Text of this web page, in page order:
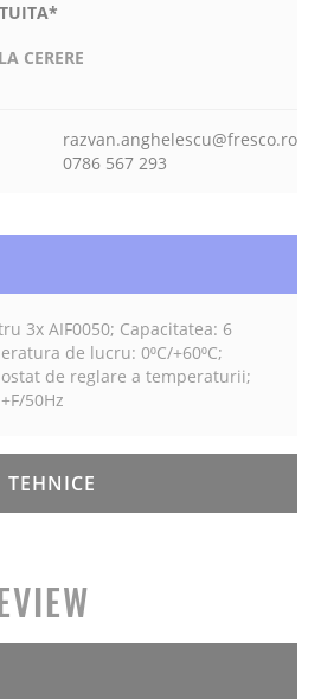
CERERE
razvan.anghelescu@fresco.ro
0786 567 293
3x AIF0050; Capacitatea: 6
de lucru: 0⁰C/+60⁰C;
de reglare a temperaturii;
50Hz
TEHNICE